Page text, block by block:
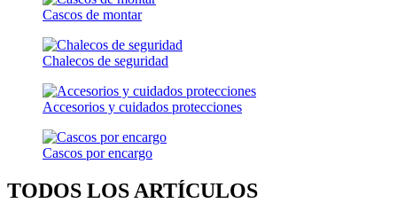
Cascos de montar
Chalecos de seguridad
Accesorios y cuidados protecciones
Cascos por encargo
TODOS LOS ARTÍCULOS